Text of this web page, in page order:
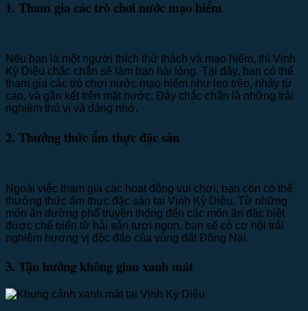
1. Tham gia các trò chơi nước mạo hiểm
Nếu bạn là một người thích thử thách và mạo hiểm, thì Vịnh
Kỳ Diệu chắc chắn sẽ làm bạn hài lòng. Tại đây, bạn có thể
tham gia các trò chơi nước mạo hiểm như leo trèo, nhảy từ
cao, và gắn kết trên mặt nước. Đây chắc chắn là những trải
nghiệm thú vị và đáng nhớ.
2. Thưởng thức ẩm thực đặc sản
Ngoài việc tham gia các hoạt động vui chơi, bạn còn có thể
thưởng thức ẩm thực đặc sản tại Vịnh Kỳ Diệu. Từ những
món ăn đường phố truyền thống đến các món ăn đặc biệt
được chế biến từ hải sản tươi ngon, bạn sẽ có cơ hội trải
nghiệm hương vị độc đáo của vùng đất Đồng Nai.
3. Tận hưởng không gian xanh mát